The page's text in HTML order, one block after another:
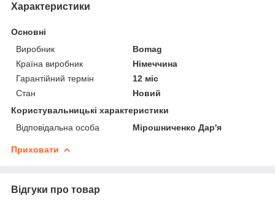
Характеристики
Основні
Виробник
Bomag
Країна виробник
Німеччина
Гарантійний термін
12 міс
Стан
Новий
Користувальницькі характеристики
Відповідальна особа
Мірошниченко Дар'я
Приховати
Відгуки про товар